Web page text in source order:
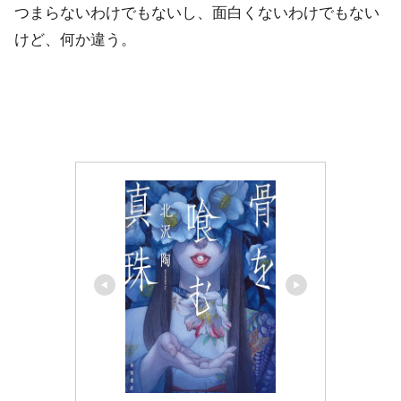
つまらないわけでもないし、面白くないわけでもない
けど、何か違う。